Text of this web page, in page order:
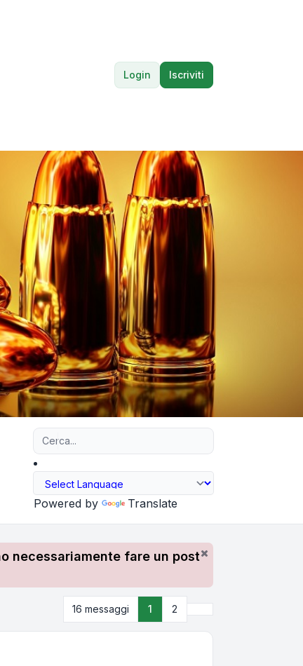
Login Iscriviti
Powered by Translate
necessariamente fare un post
16 messaggi 1 2